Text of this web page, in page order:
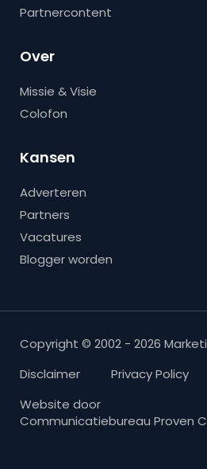
Partnercontent
Over
Missie & Visie
Colofon
Kansen
Adverteren
Partners
Vacatures
Blogger worden
Copyright © 2002 - 2026
Disclaimer
Privacy Policy
Website door
Communicatiebureau Proven